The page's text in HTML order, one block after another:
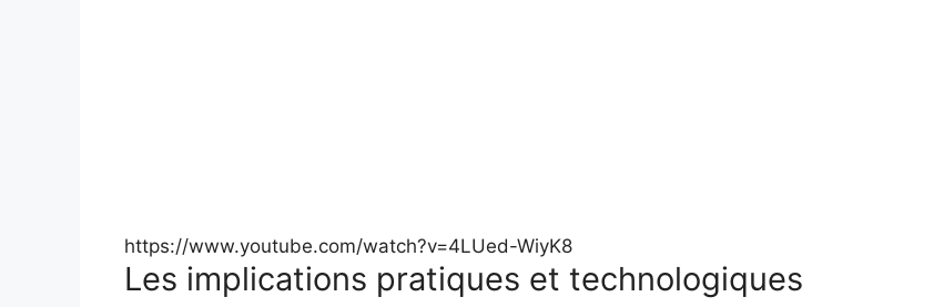
https://www.youtube.com/watch?v=4LUed-WiyK8
Les implications pratiques et technologiques